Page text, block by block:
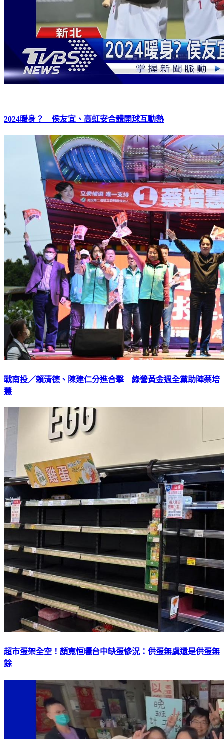
2024暖身？ 侯友宜、高虹安合體開球互動熱
戰南投／賴清德、陳建仁分進合擊 綠營黃金週全黨助陣蔡培
慧
超市蛋架全空！顏寬恒曬台中缺蛋慘況：供蛋無虞還是供蛋無
餘